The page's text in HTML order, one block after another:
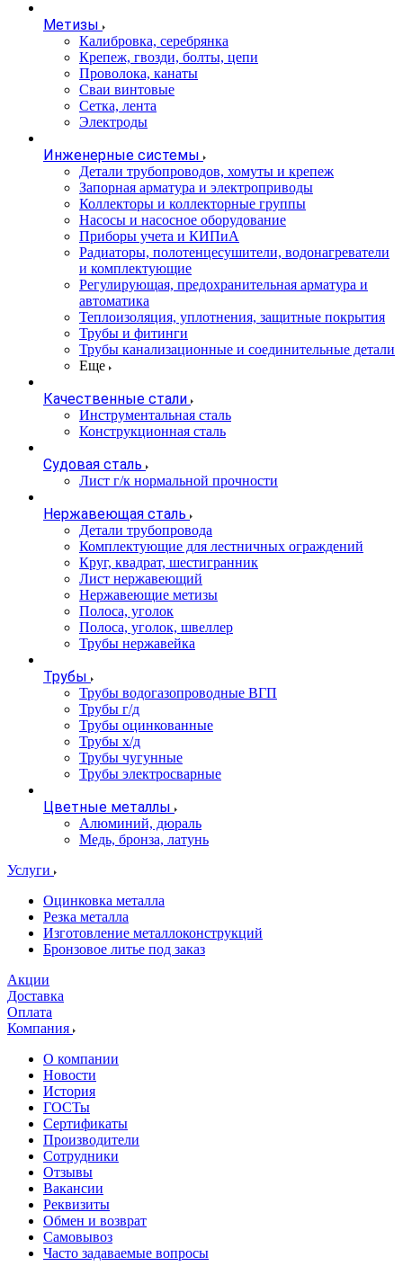
Метизы
Калибровка, серебрянка
Крепеж, гвозди, болты, цепи
Проволока, канаты
Сваи винтовые
Сетка, лента
Электроды
Инженерные системы
Детали трубопроводов, хомуты и крепеж
Запорная арматура и электроприводы
Коллекторы и коллекторные группы
Насосы и насосное оборудование
Приборы учета и КИПиА
Радиаторы, полотенцесушители, водонагреватели
и комплектующие
Регулирующая, предохранительная арматура и
автоматика
Теплоизоляция, уплотнения, защитные покрытия
Трубы и фитинги
Трубы канализационные и соединительные детали
Еще
Качественные стали
Инструментальная сталь
Конструкционная сталь
Судовая сталь
Лист г/к нормальной прочности
Нержавеющая сталь
Детали трубопровода
Комплектующие для лестничных ограждений
Круг, квадрат, шестигранник
Лист нержавеющий
Нержавеющие метизы
Полоса, уголок
Полоса, уголок, швеллер
Трубы нержавейка
Трубы
Трубы водогазопроводные ВГП
Трубы г/д
Трубы оцинкованные
Трубы х/д
Трубы чугунные
Трубы электросварные
Цветные металлы
Алюминий, дюраль
Медь, бронза, латунь
Услуги
Оцинковка металла
Резка металла
Изготовление металлоконструкций
Бронзовое литье под заказ
Акции
Доставка
Оплата
Компания
О компании
Новости
История
ГОСТы
Сертификаты
Производители
Сотрудники
Отзывы
Вакансии
Реквизиты
Обмен и возврат
Самовывоз
Часто задаваемые вопросы